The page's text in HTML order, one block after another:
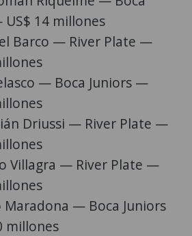
US$ 14 millones
Barco — River Plate —
— Boca Juniors —
Driussi — River Plate —
Villagra — River Plate —
Maradona — Boca Juniors
millones